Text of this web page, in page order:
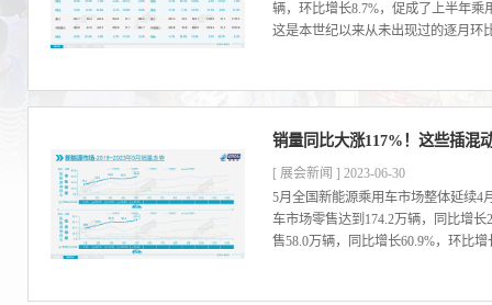
辆，环比增长8.7%，促成了上半年
这是本世纪以来从未出现过的逐月环
销量同比大涨117%！这些插混
[ 展会新闻 ] 2023-06-30
5月全国新能源乘用车市场整体延续4
车市场零售达到174.2万辆，同比增
售58.0万辆，同比增长60.9%，环比